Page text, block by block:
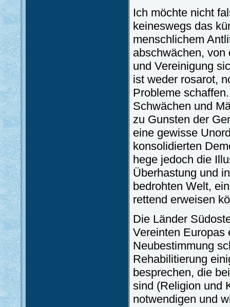
Ich möchte nicht
keineswegs das
menschlichem
abschwächen,
und Vereinigung
ist weder rosarot,
Probleme
Schwächen und
zu Gunsten der
eine gewisse
konsolidierten
hege jedoch die
Überhastung und
bedrohten Welt,
rettend erweisen
Die Länder
Vereinten Europas
Neubestimmung
Rehabilitierung
besprechen, die
sind (Religion und
notwendigen und